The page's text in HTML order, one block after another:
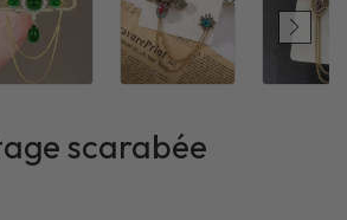
scarabée